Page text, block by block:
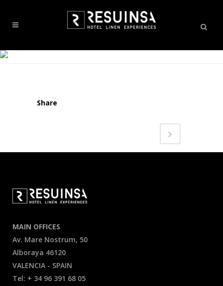
Share
MAIN OFFICES
Av. Mare Nostrum, 50
Alboraya 46120
VALENCIA - SPAIN
Tel: + 34 96 391 68 05